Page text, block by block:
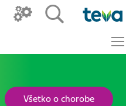
Všetko o chorobe